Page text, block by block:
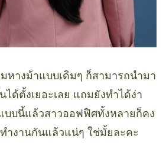
หางม้าแบบเดิมๆ ก็สามารถนำมา
ด้ตั้งเยอะเลย แถมยังทำได้ง่า
บบนี้แล้วสาวออฟฟิศทั้งหลายก็คง
ำงานกันแล้วแน่ๆ ใช่มั้ยละคะ